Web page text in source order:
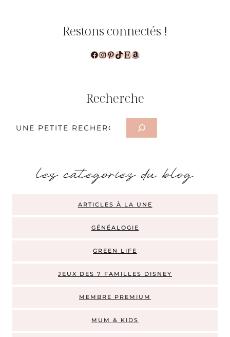
Restons connectés !
Facebook
Instagram
Pinterest
TikTok
EtsyAmazon
Recherche
Rechercher
les categories du blog
ARTICLES À LA UNE
GÉNÉALOGIE
GREEN LIFE
JEUX DES 7 FAMILLES DISNEY
MEMBRE PREMIUM
MUM & KIDS